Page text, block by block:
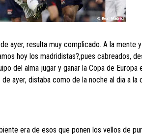
ayer, resulta muy complicado. A la mente
hoy los madridistas?,pues cabreados,
del alma jugar y ganar la Copa de
ayer, distaba como de la noche al dia a la
era de esos que ponen los vellos de